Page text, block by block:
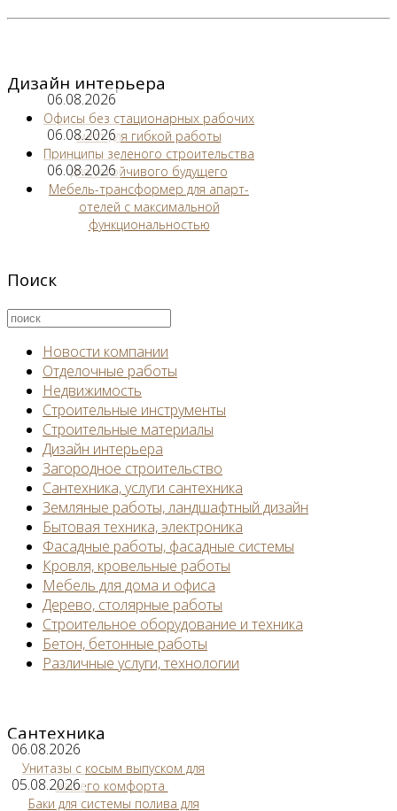
Дизайн интерьера
06.08.2026
Офисы без стационарных рабочих
мест для гибкой работы
06.08.2026
Принципы зеленого строительства
для устойчивого будущего
06.08.2026
Мебель-трансформер для апарт-
отелей с максимальной
функциональностью
Поиск
Новости компании
Отделочные работы
Недвижимость
Строительные инструменты
Строительные материалы
Дизайн интерьера
Загородное строительство
Сантехника, услуги сантехника
Земляные работы, ландшафтный дизайн
Бытовая техника, электроника
Фасадные работы, фасадные системы
Кровля, кровельные работы
Мебель для дома и офиса
Дерево, столярные работы
Строительное оборудование и техника
Бетон, бетонные работы
Различные услуги, технологии
Сантехника
06.08.2026
Унитазы с косым выпуском для
вашего комфорта
05.08.2026
Баки для системы полива для